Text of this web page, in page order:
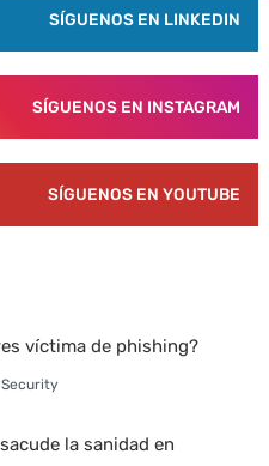
SÍGUENOS EN LINKEDIN
SÍGUENOS EN INSTAGRAM
SÍGUENOS EN YOUTUBE
víctima de phishing?
la sanidad en